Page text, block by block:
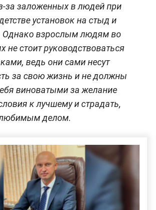
за заложенных в людей при
установок на стыд и
Однако взрослым людям во
не стоит руководствоваться
ведь они сами несут
за свою жизнь и не должны
виноватыми за желание
к лучшему и страдать,
делом.